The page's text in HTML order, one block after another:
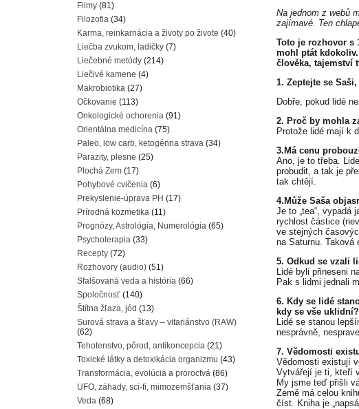
Na jednom z webů
zajímavé. Ten
Toto je rozhovor s
mohl ptát
člověka, tajemství
1. Zeptejte se
Dobře, pokud lidé
2. Proč by mohla
Protože lidé mají k
3.Má cenu
Ano, je to třeba.
probudit, a tak je
tak chtějí.
4.Může Saša
Je to „tea“, vypadá
rychlost částice
ve stejných
na Saturnu. Taková
5. Odkud se vzali
Lidé byli přineseni
Pak s lidmi jednali
6. Kdy se lidé
kdy se vše uklidní?
Lidé se stanou
nesprávně,
7. Vědomosti
Vědomosti existují
Vytvářejí je ti, kteří
My jsme teď přišli
Země má celou
číst. Kniha je
Filmy (81)
Filozofia (34)
Karma, reinkarnácia a životy po živote (40)
Liečba zvukom, ladičky (7)
Liečebné metódy (214)
Liečivé kamene (4)
Makrobiotika (27)
Očkovanie (113)
Onkologické ochorenia (91)
Orientálna medicína (75)
Paleo, low carb, ketogénna strava (34)
Parazity, plesne (25)
Plochá Zem (17)
Pohybové cvičenia (6)
Prekyslenie-úprava PH (17)
Prírodná kozmetika (11)
Prognózy, Astrológia, Numerológia (65)
Psychoterapia (33)
Recepty (72)
Rozhovory (audio) (51)
Sfalšovaná veda a história (66)
Spoločnosť (140)
Štítna žľaza, jód (13)
Surová strava a šťavy – vitariánstvo (RAW)
(62)
Tehotenstvo, pôrod, antikoncepcia (21)
Toxické látky a detoxikácia organizmu (43)
Transformácia, evolúcia a proroctvá (86)
UFO, záhady, sci-fi, mimozemšťania (37)
Veda (68)